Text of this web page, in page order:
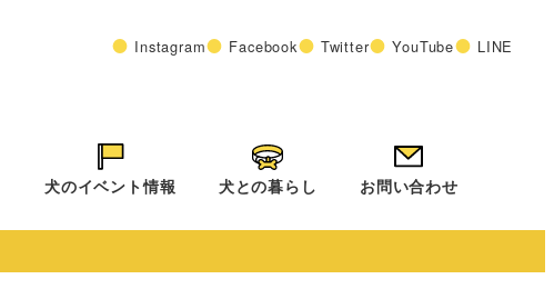
Instagram Facebook Twitter YouTube LINE
犬のイベント情報 犬との暮らし お問い合わせ